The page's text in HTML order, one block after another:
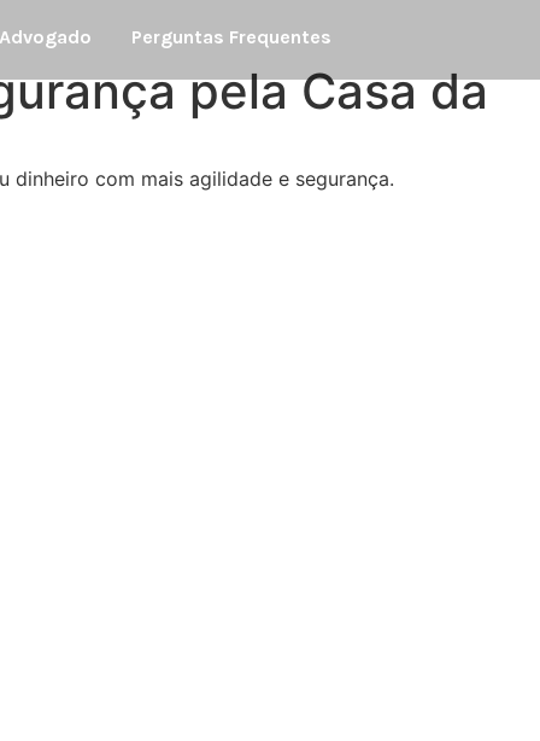
Perguntas Frequentes
pela Casa da
dinheiro com mais agilidade e segurança.